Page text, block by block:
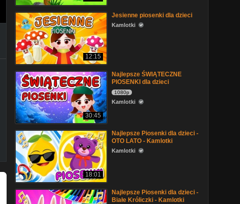
12:15
Jesienne piosenki dla dzieci
Kamlotki
30:45
Najlepsze ŚWIĄTECZNE
PIOSENKI dla dzieci
1080p
Kamlotki
18:01
Najlepsze Piosenki dla dzieci -
OTO LATO - Kamlotki
Kamlotki
Najlepsze Piosenki dla dzieci -
Białe Króliczki - Kamlotki